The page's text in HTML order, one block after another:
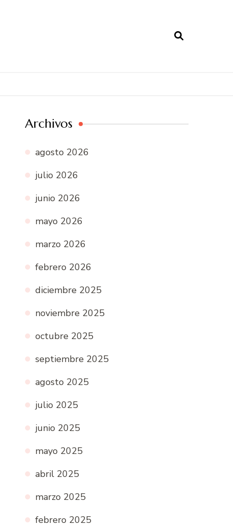
Archivos
agosto 2026
julio 2026
junio 2026
mayo 2026
marzo 2026
febrero 2026
diciembre 2025
noviembre 2025
octubre 2025
septiembre 2025
agosto 2025
julio 2025
junio 2025
mayo 2025
abril 2025
marzo 2025
febrero 2025